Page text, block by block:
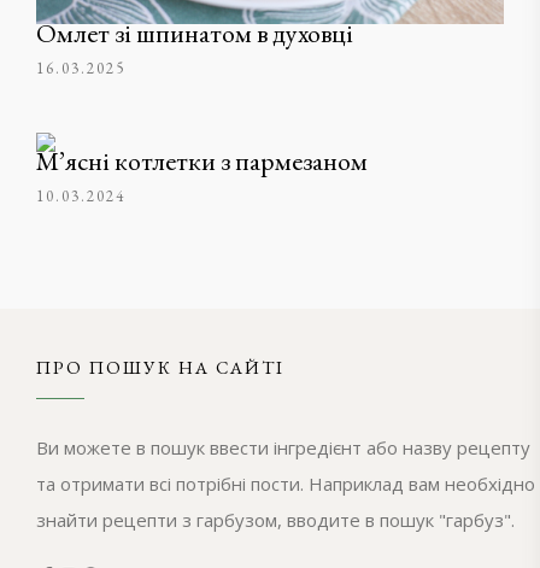
Омлет зі шпинатом в духовці
16.03.2025
М’ясні котлетки з пармезаном
10.03.2024
ПРО ПОШУК НА САЙТІ
Ви можете в пошук ввести інгредієнт або назву рецепту
та отримати всі потрібні пости. Наприклад вам необхідно
знайти рецепти з гарбузом, вводите в пошук "гарбуз".